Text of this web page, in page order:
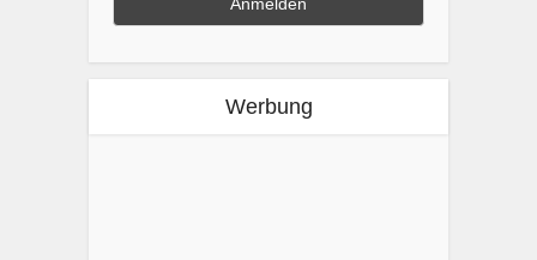
Werbung